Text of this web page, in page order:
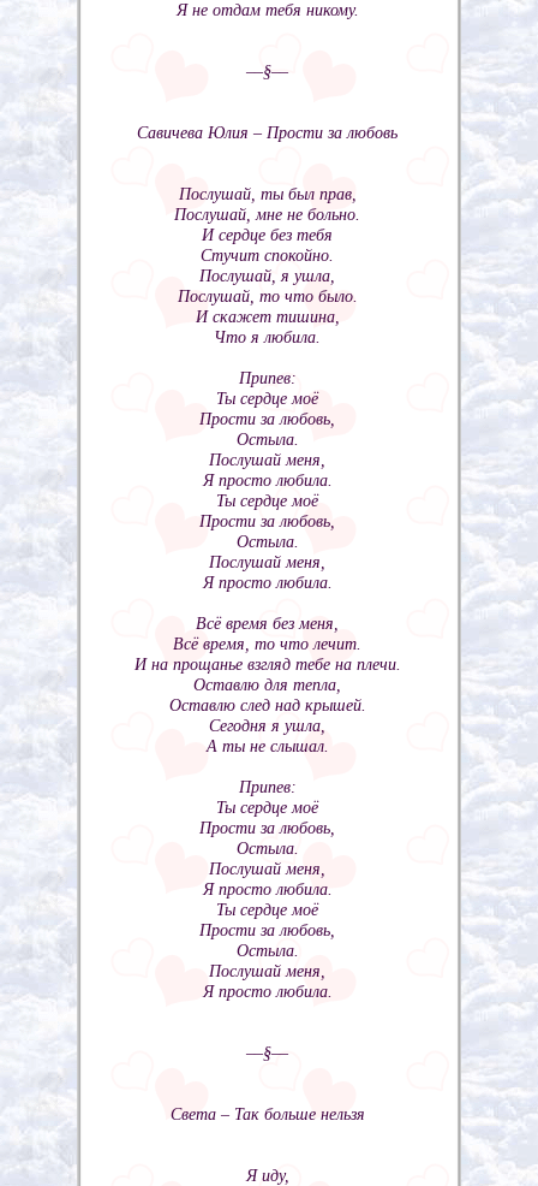
Я не отдам тебя никому.
––§––
Савичева Юлия – Прости за любовь
Послушай, ты был прав,
Послушай, мне не больно.
И сердце без тебя
Стучит спокойно.
Послушай, я ушла,
Послушай, то что было.
И скажет тишина,
Что я любила.
Припев:
Ты сердце моё
Прости за любовь,
Остыла.
Послушай меня,
Я просто любила.
Ты сердце моё
Прости за любовь,
Остыла.
Послушай меня,
Я просто любила.
Всё время без меня,
Всё время, то что лечит.
И на прощанье взгляд тебе на плечи.
Оставлю для тепла,
Оставлю след над крышей.
Сегодня я ушла,
А ты не слышал.
Припев:
Ты сердце моё
Прости за любовь,
Остыла.
Послушай меня,
Я просто любила.
Ты сердце моё
Прости за любовь,
Остыла.
Послушай меня,
Я просто любила.
––§––
Света – Так больше нельзя
Я иду,